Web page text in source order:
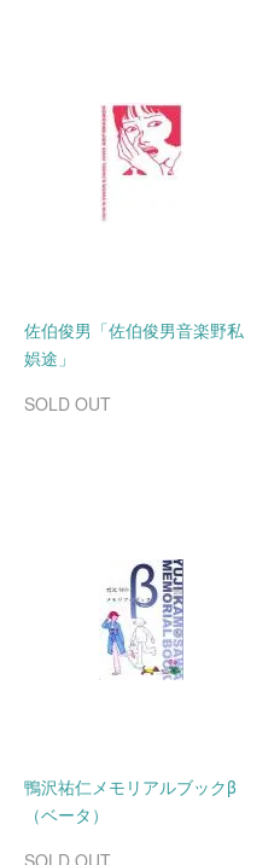
佐伯俊男「佐伯俊男音楽野私
娯途」
SOLD OUT
鴨沢祐仁メモリアルブックβ
（ベータ）
SOLD OUT